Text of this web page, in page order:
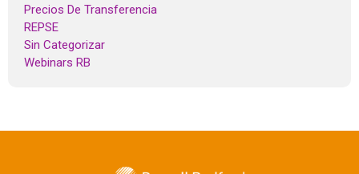
Precios De Transferencia
REPSE
Sin Categorizar
Webinars RB